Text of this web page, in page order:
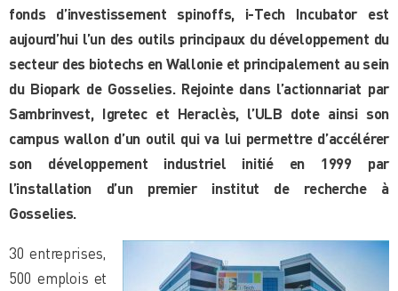
fonds d’investissement spinoffs, i-Tech Incubator est
aujourd’hui l’un des outils principaux du développement du
secteurdes biotechs en Wallonie et principalement au sein
du Biopark de Gosselies. Rejointe dans l’actionnariat par
Sambrinvest, Igretec et Heraclès, l’ULB dote ainsi son
campus wallon d’un outil qui va lui permettre d’accélérer
son développement industriel initié en 1999 par
l’installation d’un premier institut de recherche à
Gosselies.
30 entreprises,
500 emplois et